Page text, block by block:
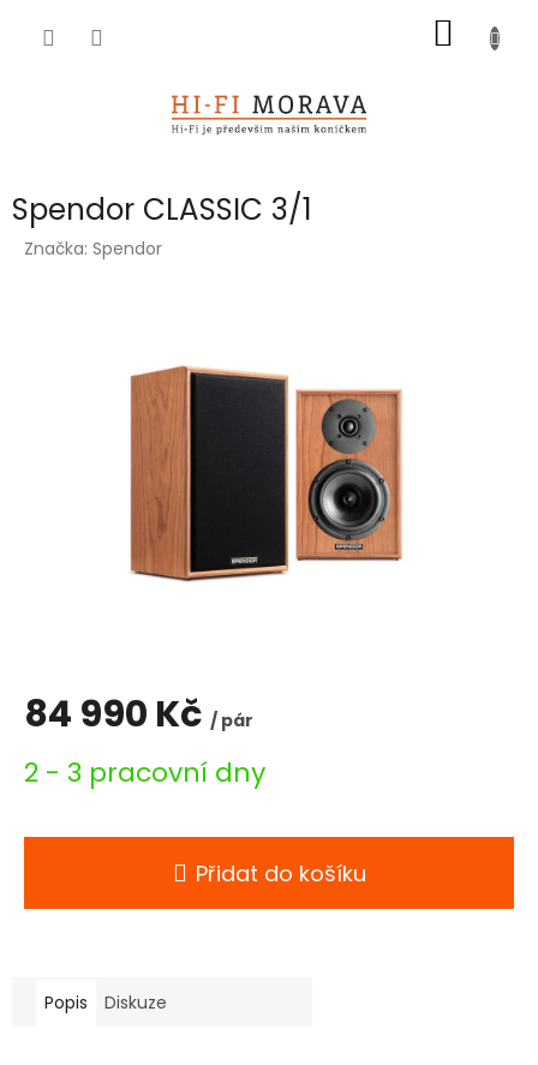
KOŠÍK
Spendor CLASSIC 3/1
Značka: Spendor
84 990 Kč / pár
cena:
2 - 3 pracovní dny
Přidat do košíku
Popis Diskuze